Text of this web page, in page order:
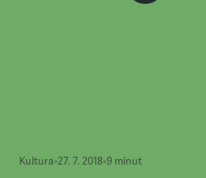
Kultura•27. 7. 2018•9 minut